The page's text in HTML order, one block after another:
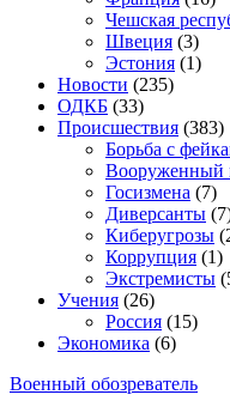
Чешская
Швеция (3)
Эстония (1)
Новости (235)
ОДКБ (33)
Происшествия (383)
Борьба с
Вооруженный
Госизмена (7)
Диверсанты
Киберугрозы
Коррупция (1)
Экстремисты
Учения (26)
Россия (15)
Экономика (6)
Военный обозреватель